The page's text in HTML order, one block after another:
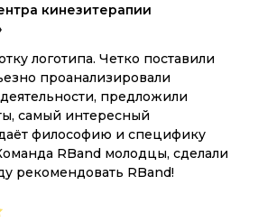
кинезитерапии
логотипа. Четко поставили
проанализировали
предложили
самый интересный
философию и специфику
RBand молодцы, сделали
рекомендовать RBand!